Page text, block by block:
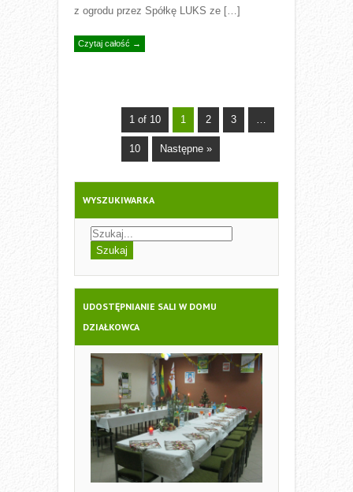
z ogrodu przez Spółkę LUKS ze […]
Czytaj całość →
1 of 10 1 2 3 …
10 Następne »
WYSZUKIWARKA
UDOSTĘPNIANIE SALI W DOMU
DZIAŁKOWCA